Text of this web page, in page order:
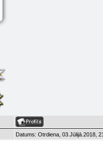
Datums: Otrdiena, 03.Jūlijā.2018,